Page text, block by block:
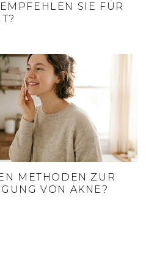
SIE FÜR
METHODEN ZUR
VON AKNE?